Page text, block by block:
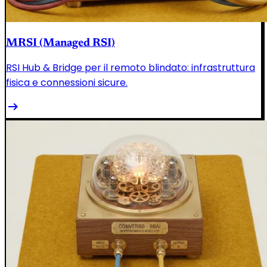
MRSI (Managed RSI)
RSI Hub & Bridge per il remoto blindato: infrastruttura
fisica e connessioni sicure.
arrow_right_alt